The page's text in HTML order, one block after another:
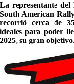
La representante
South American
recorrió cerca de
ideales para poder
2025, su gran objetivo.